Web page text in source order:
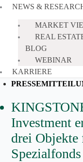
NEWS &
MARKET
REAL
BLOG
WEBINAR
KARRIERE
Investment
drei
Spezialfonds